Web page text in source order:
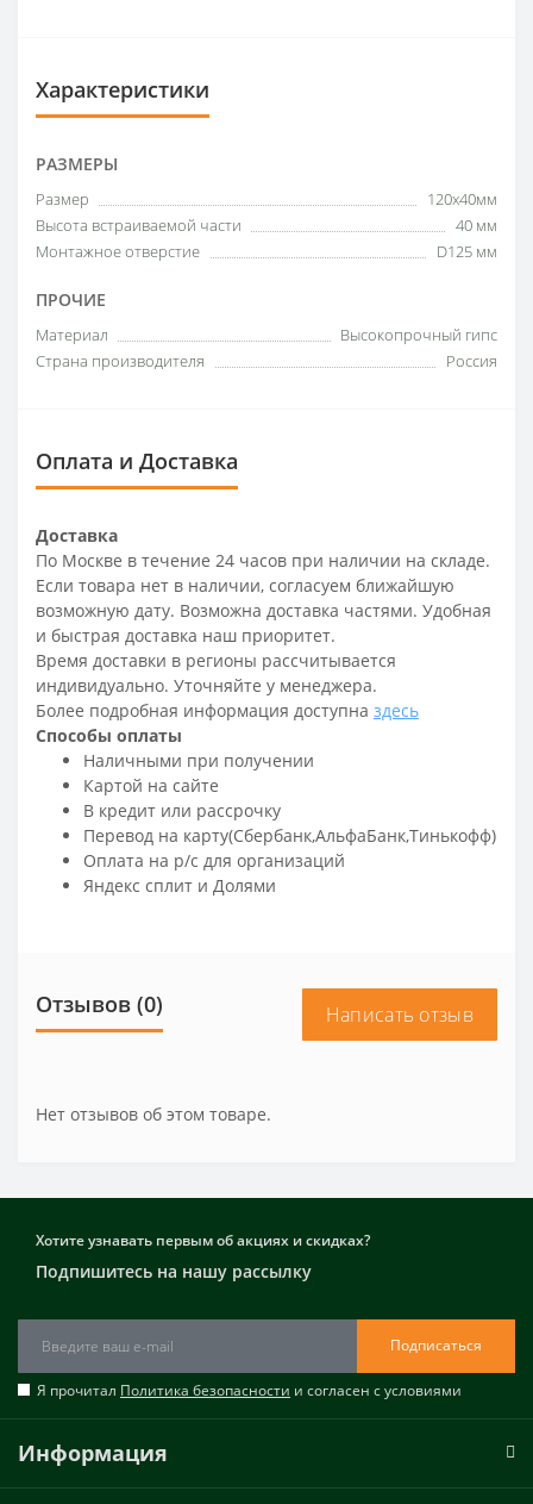
Характеристики
РАЗМЕРЫ
Размер
120x40мм
Высота встраиваемой части
40 мм
Монтажное отверстие
D125 мм
ПРОЧИЕ
Материал
Высокопрочный гипс
Страна производителя
Россия
Оплата и Доставка
Доставка
По Москве в течение 24 часов при наличии на складе.
Если товара нет в наличии, согласуем ближайшую
возможную дату. Возможна доставка частями. Удобная
и быстрая доставка наш приоритет.
Время доставки в регионы рассчитывается
индивидуально. Уточняйте у менеджера.
Более подробная информация доступна здесь
Способы оплаты
Наличными при получении
Картой на сайте
В кредит или рассрочку
Перевод на карту(Сбербанк,АльфаБанк,Тинькофф)
Оплата на р/c для организаций
Яндекс сплит и Долями
Отзывов (0) Написать отзыв
Нет отзывов об этом товаре.
Хотите узнавать первым об акциях и скидках?
Подпишитесь на нашу рассылку
Подписаться
Я прочитал Политика безопасности и согласен с условиями
Информация